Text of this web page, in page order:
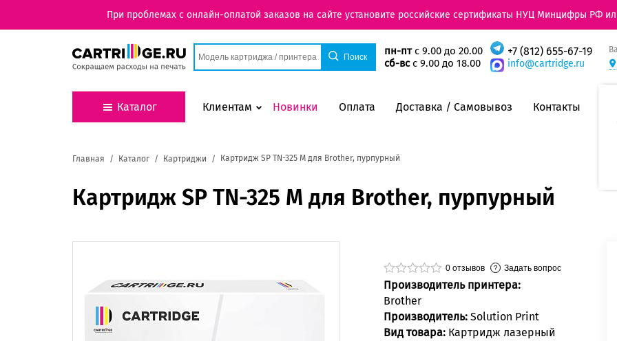
При проблемах с онлайн-оплатой заказов на сайте установите российские сертификаты НУЦ Минцифры РФ
пн-птс 9.00 до 20.00
сб-всс 9.00 до 18.00
+7 (812) 655-67-19
info@cartridge.ru
Каталог Клиентам Новинки Оплата Доставка / Самовывоз Контакты
Главная Каталог Картриджи Картридж SP TN-325 M для Brother, пурпурный
Картридж SP TN-325 M для Brother, пурпурный
0 отзывов Задать вопрос
Производитель принтера:
Brother
Производитель: Solution Print
Вид товара: Картридж лазерный